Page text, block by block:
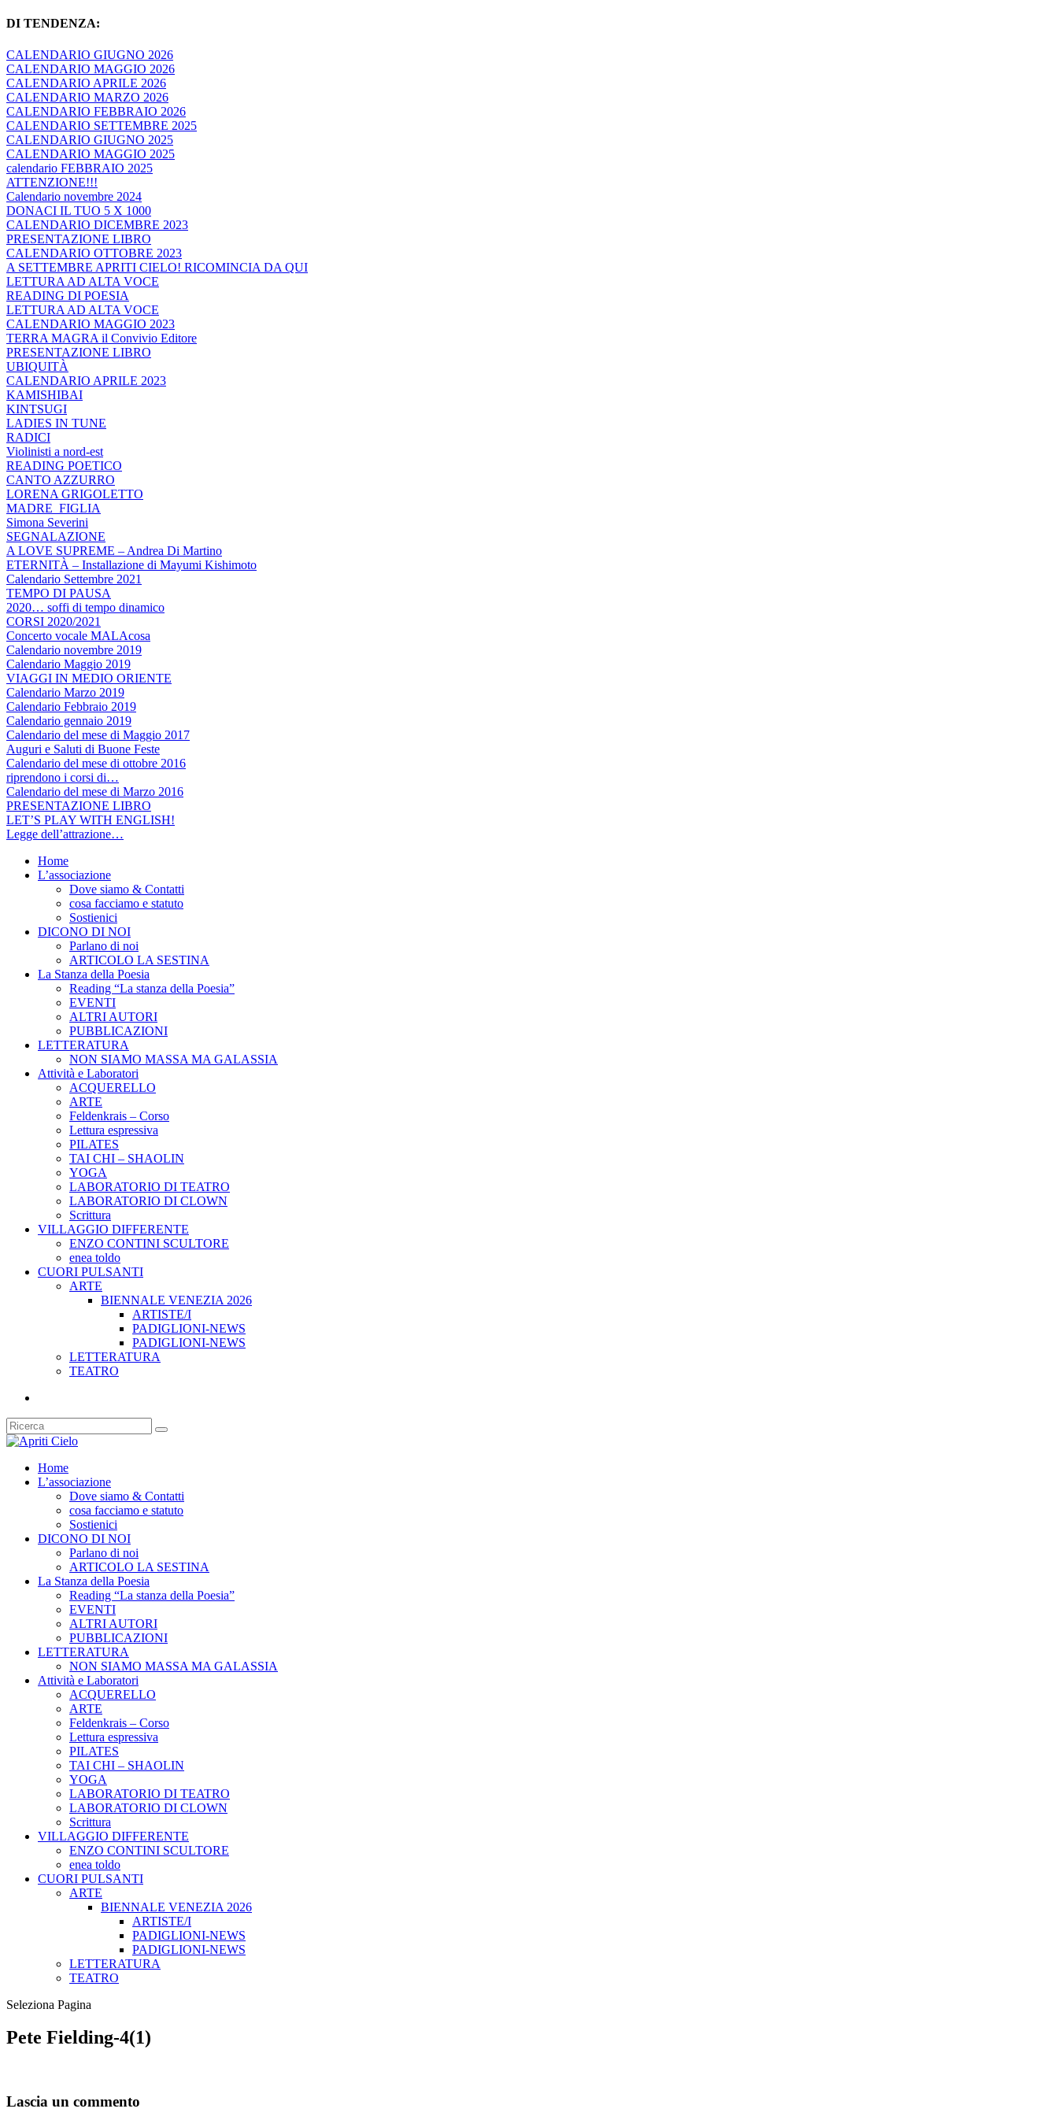
DI TENDENZA:
CALENDARIO GIUGNO 2026
CALENDARIO MAGGIO 2026
CALENDARIO APRILE 2026
CALENDARIO MARZO 2026
CALENDARIO FEBBRAIO 2026
CALENDARIO SETTEMBRE 2025
CALENDARIO GIUGNO 2025
CALENDARIO MAGGIO 2025
calendario FEBBRAIO 2025
ATTENZIONE!!!
Calendario novembre 2024
DONACI IL TUO 5 X 1000
CALENDARIO DICEMBRE 2023
PRESENTAZIONE LIBRO
CALENDARIO OTTOBRE 2023
A SETTEMBRE APRITI CIELO! RICOMINCIA DA QUI
LETTURA AD ALTA VOCE
READING DI POESIA
LETTURA AD ALTA VOCE
CALENDARIO MAGGIO 2023
TERRA MAGRA il Convivio Editore
PRESENTAZIONE LIBRO
UBIQUITÀ
CALENDARIO APRILE 2023
KAMISHIBAI
KINTSUGI
LADIES IN TUNE
RADICI
Violinisti a nord-est
READING POETICO
CANTO AZZURRO
LORENA GRIGOLETTO
MADRE_FIGLIA
Simona Severini
SEGNALAZIONE
A LOVE SUPREME – Andrea Di Martino
ETERNITÀ – Installazione di Mayumi Kishimoto
Calendario Settembre 2021
TEMPO DI PAUSA
2020… soffi di tempo dinamico
CORSI 2020/2021
Concerto vocale MALAcosa
Calendario novembre 2019
Calendario Maggio 2019
VIAGGI IN MEDIO ORIENTE
Calendario Marzo 2019
Calendario Febbraio 2019
Calendario gennaio 2019
Calendario del mese di Maggio 2017
Auguri e Saluti di Buone Feste
Calendario del mese di ottobre 2016
riprendono i corsi di…
Calendario del mese di Marzo 2016
PRESENTAZIONE LIBRO
LET’S PLAY WITH ENGLISH!
Legge dell’attrazione…
Home
L’associazione
Dove siamo & Contatti
cosa facciamo e statuto
Sostienici
DICONO DI NOI
Parlano di noi
ARTICOLO LA SESTINA
La Stanza della Poesia
Reading “La stanza della Poesia”
EVENTI
ALTRI AUTORI
PUBBLICAZIONI
LETTERATURA
NON SIAMO MASSA MA GALASSIA
Attività e Laboratori
ACQUERELLO
ARTE
Feldenkrais – Corso
Lettura espressiva
PILATES
TAI CHI – SHAOLIN
YOGA
LABORATORIO DI TEATRO
LABORATORIO DI CLOWN
Scrittura
VILLAGGIO DIFFERENTE
ENZO CONTINI SCULTORE
enea toldo
CUORI PULSANTI
ARTE
BIENNALE VENEZIA 2026
ARTISTE/I
PADIGLIONI-NEWS
PADIGLIONI-NEWS
LETTERATURA
TEATRO
Home
L’associazione
Dove siamo & Contatti
cosa facciamo e statuto
Sostienici
DICONO DI NOI
Parlano di noi
ARTICOLO LA SESTINA
La Stanza della Poesia
Reading “La stanza della Poesia”
EVENTI
ALTRI AUTORI
PUBBLICAZIONI
LETTERATURA
NON SIAMO MASSA MA GALASSIA
Attività e Laboratori
ACQUERELLO
ARTE
Feldenkrais – Corso
Lettura espressiva
PILATES
TAI CHI – SHAOLIN
YOGA
LABORATORIO DI TEATRO
LABORATORIO DI CLOWN
Scrittura
VILLAGGIO DIFFERENTE
ENZO CONTINI SCULTORE
enea toldo
CUORI PULSANTI
ARTE
BIENNALE VENEZIA 2026
ARTISTE/I
PADIGLIONI-NEWS
PADIGLIONI-NEWS
LETTERATURA
TEATRO
Seleziona Pagina
Pete Fielding-4(1)
Lascia un commento